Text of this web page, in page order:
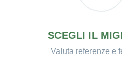
SCEGLI IL
Valuta referenze e